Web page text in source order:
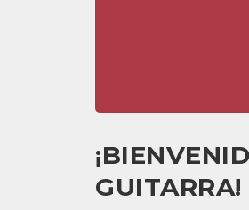
GUITARRA!